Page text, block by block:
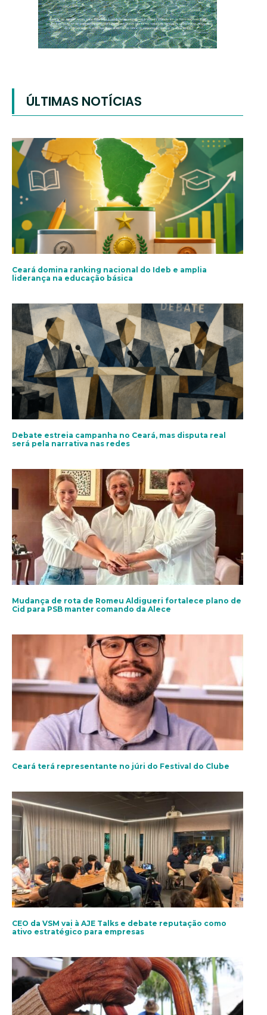
ÚLTIMAS NOTÍCIAS
Ceará domina ranking nacional do Ideb e amplia
liderança na educação básica
Debate estreia campanha no Ceará, mas disputa real
será pela narrativa nas redes
Mudança de rota de Romeu Aldigueri fortalece plano de
Cid para PSB manter comando da Alece
Ceará terá representante no júri do Festival do Clube
CEO da VSM vai à AJE Talks e debate reputação como
ativo estratégico para empresas